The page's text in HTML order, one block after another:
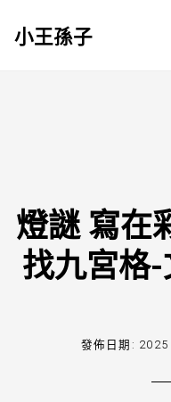
小王孫子
燈謎 寫在
找九宮格
發佈日期: 2025